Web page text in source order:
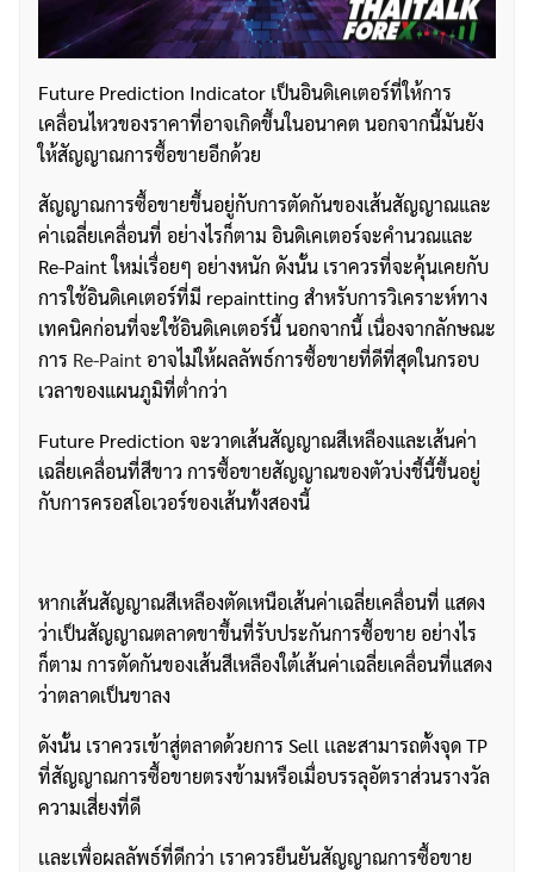
Future Prediction Indicator เป็นอินดิเคเตอร์ที่ให้การ
เคลื่อนไหวของราคาที่อาจเกิดขึ้นในอนาคต นอกจากนี้มันยัง
ให้สัญญาณการซื้อขายอีกด้วย
สัญญาณการซื้อขายขึ้นอยู่กับการตัดกันของเส้นสัญญาณและ
ค่าเฉลี่ยเคลื่อนที่ อย่างไรก็ตาม อินดิเคเตอร์จะคำนวณและ
Re-Paint ใหม่เรื่อยๆ อย่างหนัก ดังนั้น เราควรที่จะคุ้นเคยกับ
การใช้อินดิเคเตอร์ที่มี repaintting สำหรับการวิเคราะห์ทาง
เทคนิคก่อนที่จะใช้อินดิเคเตอร์นี้ นอกจากนี้ เนื่องจากลักษณะ
การ Re-Paintอาจไม่ให้ผลลัพธ์การซื้อขายที่ดีที่สุดในกรอบ
เวลาของแผนภูมิที่ต่ำกว่า
Future Prediction จะวาดเส้นสัญญาณสีเหลืองและเส้นค่า
เฉลี่ยเคลื่อนที่สีขาว การซื้อขายสัญญาณของตัวบ่งชี้นี้ขึ้นอยู่
กับการครอสโอเวอร์ของเส้นทั้งสองนี้
หากเส้นสัญญาณสีเหลืองตัดเหนือเส้นค่าเฉลี่ยเคลื่อนที่ แสดง
ว่าเป็นสัญญาณตลาดขาขึ้นที่รับประกันการซื้อขาย อย่างไร
ก็ตาม การตัดกันของเส้นสีเหลืองใต้เส้นค่าเฉลี่ยเคลื่อนที่แสดง
ว่าตลาดเป็นขาลง
ดังนั้น เราควรเข้าสู่ตลาดด้วยการ Sell เเละสามารถตั้งจุด TP
ที่สัญญาณการซื้อขายตรงข้ามหรือเมื่อบรรลุอัตราส่วนรางวัล
ความเสี่ยงที่ดี
เเละเพื่อผลลัพธ์ที่ดีกว่า เราควรยืนยันสัญญาณการซื้อขาย